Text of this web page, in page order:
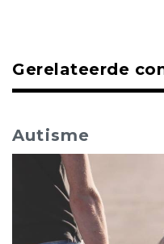
Gerelateerde
Autisme